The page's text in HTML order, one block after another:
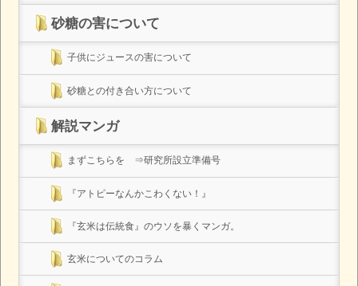
砂糖の害について
子供にジュースの害について
砂糖との付き合い方について
解説マンガ
まずこちらを ⇒研究所設立準備号
『アトピーなんかこわくない！』
『玄米は伝統食』のウソを暴くマンガ。
玄米についてのコラム